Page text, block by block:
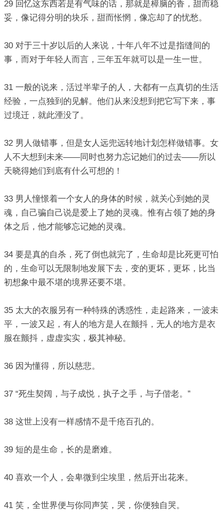
29 回忆这东西若是有气味的话，那就是樟脑的香，甜而稳
妥，像记得分明的块乐，甜而怅惘，像忘却了的忧愁。
30 对于三十岁以后的人来说，十年八年不过是指缝间的
事，而对于年轻人而言，三年五年就可以是一生一世。
31 一般的说来，活过半辈子的人，大都有一点真切的生活
经验，一点独到的见解。他们从来没想到把它写下来，事
过境迁，就此湮没了。
32 男人做错事，但是女人远兜远转地计划怎样做错事。女
人不大想到未来——同时也努力忘记她们的过去——所以
天晓得她们到底有什么可想的！
33 男人憧憬着一个女人的身体的时候，就关心到她的灵
魂，自己骗自己说是爱上了她的灵魂。惟有占领了她的身
体之后，他才能够忘记她的灵魂。
34 要是真的自杀，死了倒也就完了，生命却是比死更可怕
的，生命可以无限制地发展下去，变的更坏，更坏，比当
初想象中最不堪的境界还要不堪。
35 太大的衣服另有一种特殊的诱惑性，走起路来，一波未
平，一波又起，有人的地方是人在颤抖，无人的地方是衣
服在颤抖，虚虚实实，极其神秘。
36 因为懂得，所以慈悲。
37 “死生契阔，与子成悦，执子之手，与子偕老。”
38 这世上没有一样感情不是千疮百孔的。
39 短的是生命，长的是磨难。
40 喜欢一个人，会卑微到尘埃里，然后开出花来。
41 笑，全世界便与你同声笑，哭，你便独自哭。